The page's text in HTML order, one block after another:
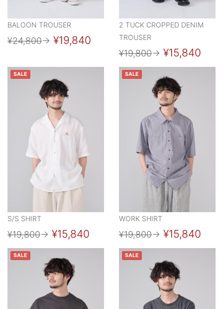
BALOON TROUSER
¥24,800→ ¥19,840
2 TUCK CROPPED DENIM
TROUSER
¥19,800→ ¥15,840
SALE
S/S SHIRT
¥19,800→ ¥15,840
SALE
WORK SHIRT
¥19,800→ ¥15,840
SALE SALE